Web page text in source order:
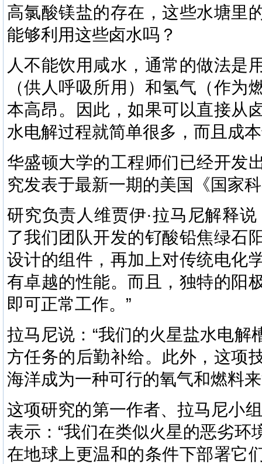
高氯酸镁盐的存在，这些水塘里
能够利用这些卤水吗？
人不能饮用咸水，通常的做法是
（供人呼吸所用）和氢气（作
本高昂。因此，如果可以直接从
水电解过程就简单很多，而且成
华盛顿大学的工程师们已经开发
究发表于最新一期的美国《国家
研究负责人维贾伊·拉马尼解释
了我们团队开发的钌酸铅焦绿石
设计的组件，再加上对传统电化
有卓越的性能。而且，独特的阳
即可正常工作。”
拉马尼说：“我们的火星盐水电
方任务的后勤补给。此外，这项
海洋成为一种可行的氧气和燃料
这项研究的第一作者、拉马尼小
表示：“我们在类似火星的恶劣
在地球上更温和的条件下部署它